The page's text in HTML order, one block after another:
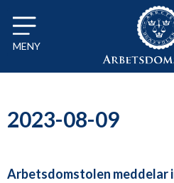
Till innehåll på sidan x
MENY
2023-08-09
Arbetsdomstolen meddelar